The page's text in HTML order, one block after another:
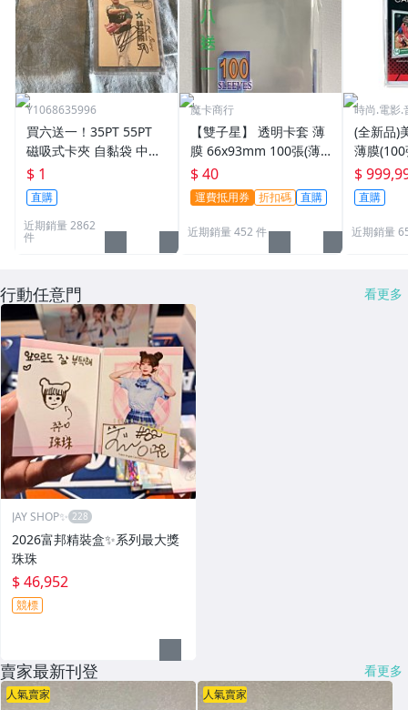
Y1068635996
買六送一！35PT 55PT
磁吸式卡夾 自黏袋 中華
職棒球員卡 遊戲王 寶可
夢PTCG 漫威 ultra pro
可用
$ 1
直購
近期銷量 2862
件
魔卡商行
【雙子星】 透明卡套 薄
膜 66x93mm 100張(薄)
適用 BBM MLB Topps C
PBL 球員卡
$ 40
運費抵用券 折扣碼 直購
近期銷量 452 件
時尚.電影.
(全新品)
薄膜
次到貨
$
直購
近期銷量
行動任意門 看更多
JAY SHOP✨
2026富邦精裝盒✨系列最大獎
珠珠
$ 46,952
競標
賣家最新刊登 看更多
人氣賣家 人氣賣家